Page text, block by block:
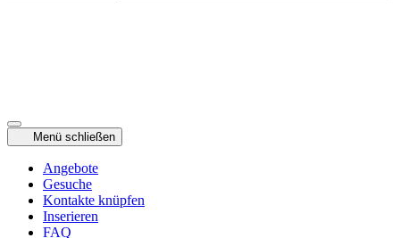
Menü schließen
Angebote
Gesuche
Kontakte knüpfen
Inserieren
FAQ